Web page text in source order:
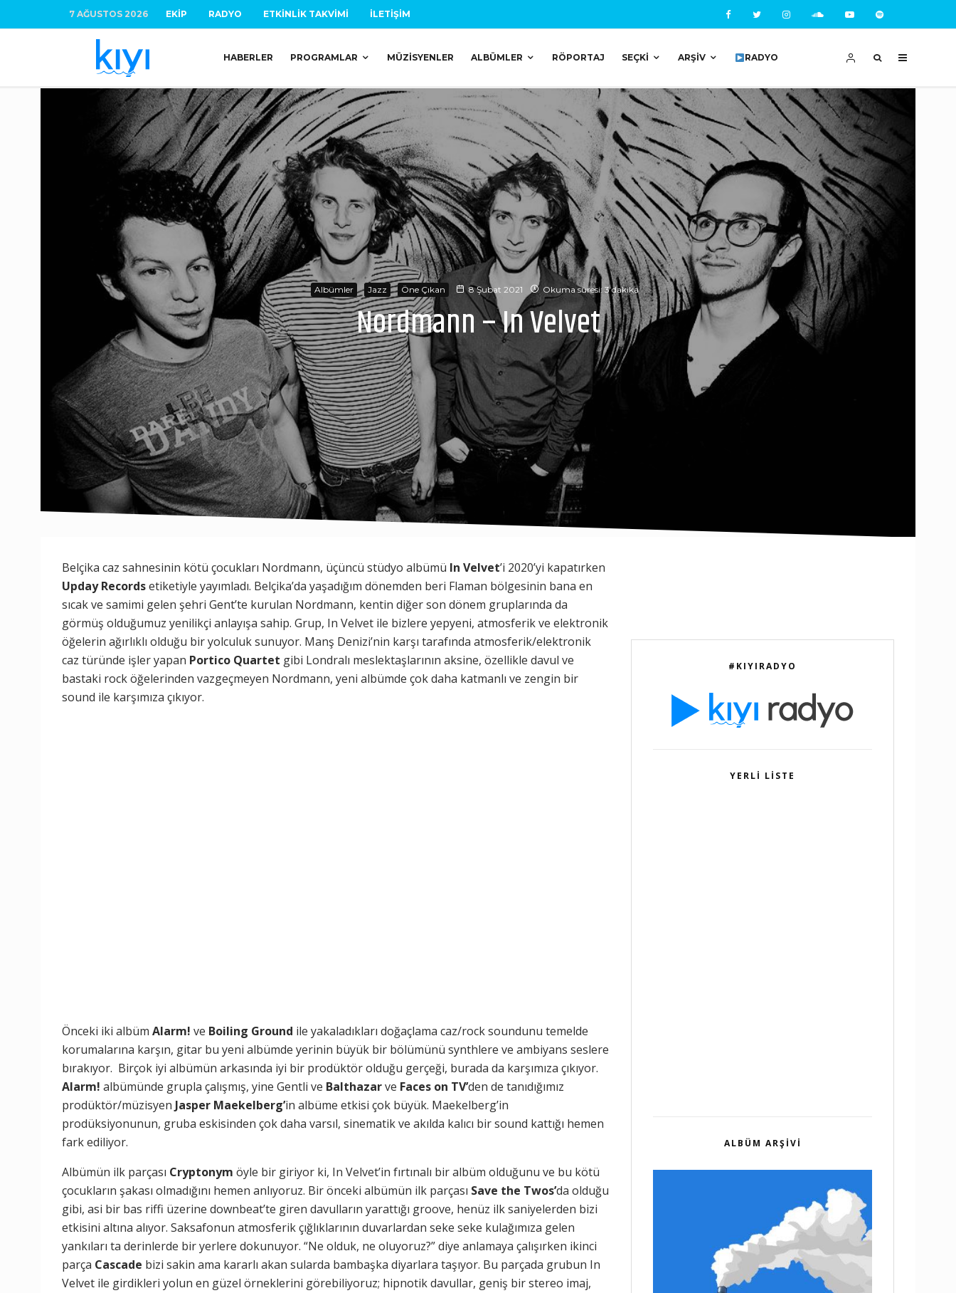
7 AĞUSTOS 2026 EKIP RADYO ETKINLIK TAKVIMI İLETIŞIM
HABERLER PROGRAMLAR MÜZISYENLER ALBÜMLER RÖPORTAJ SEÇKI ARŞIV RADYO
Albümler Jazz Öne Çıkan 8 Şubat 2021 Okuma süresi: 3 dakika
Nordmann – In Velvet
Belçika caz sahnesinin kötü çocukları Nordmann, üçüncü stüdyo albümü In Velvet’i 2020’yi kapatırken
Upday Recordsetiketiyle yayımladı. Belçika’da yaşadığım dönemden beri Flaman bölgesinin bana en
sıcak ve samimi gelen şehri Gent’te kurulan Nordmann, kentin diğer son dönem gruplarında da
görmüş olduğumuz yenilikçi anlayışa sahip. Grup, In Velvet ile bizlere yepyeni, atmosferik ve elektronik
öğelerin ağırlıklı olduğu bir yolculuk sunuyor. Manş Denizi’nin karşı tarafında atmosferik/elektronik
caz türünde işler yapan Portico Quartet gibi Londralı meslektaşlarının aksine, özellikle davul ve
bastaki rock öğelerinden vazgeçmeyen Nordmann, yeni albümde çok daha katmanlı ve zengin bir
sound ile karşımıza çıkıyor.
Önceki iki albüm Alarm! ve Boiling Ground ile yakaladıkları doğaçlama caz/rock soundunu temelde
korumalarına karşın, gitar bu yeni albümde yerinin büyük bir bölümünü synthlere ve ambiyans seslere
bırakıyor. Birçok iyi albümün arkasında iyi bir prodüktör olduğu gerçeği, burada da karşımıza çıkıyor.
Alarm! albümünde grupla çalışmış, yine Gentli ve Balthazarve Faces on TV’den de tanıdığımız
prodüktör/müzisyen Jasper Maekelberg’in albüme etkisi çok büyük. Maekelberg’in
prodüksiyonunun, gruba eskisinden çok daha varsıl, sinematik ve akılda kalıcı bir sound kattığı hemen
fark ediliyor.
Albümün ilk parçası Cryptonym öyle bir giriyor ki, In Velvet’in fırtınalı bir albüm olduğunu ve bu kötü
çocukların şakası olmadığını hemen anlıyoruz. Bir önceki albümün ilk parçası Save the Twos’da olduğu
gibi, asi bir bas riffi üzerine downbeat’te giren davulların yarattığı groove, henüz ilk saniyelerden bizi
etkisini altına alıyor. Saksafonun atmosferik çığlıklarının duvarlardan seke seke kulağımıza gelen
yankıları ta derinlerde bir yerlere dokunuyor. “Ne olduk, ne oluyoruz?” diye anlamaya çalışırken ikinci
parça Cascade bizi sakin ama kararlı akan sularda bambaşka diyarlara taşıyor. Bu parçada grubun In
Velvet ile girdikleri yolun en güzel örneklerini görebiliyoruz; hipnotik davullar, geniş bir stereo imaj,
#KIYIRADYO
YERLI LISTE
ALBÜM ARŞIVI